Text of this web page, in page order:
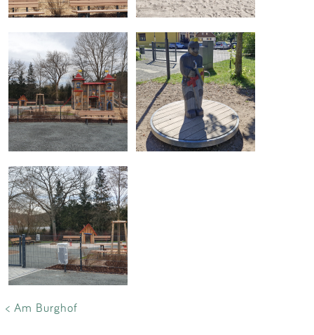
< Am Burghof